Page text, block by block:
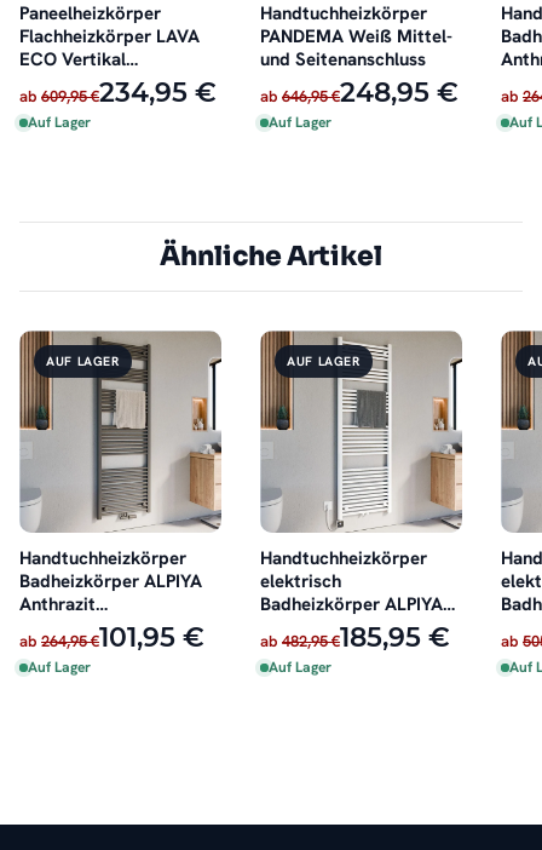
Paneelheizkörper
Flachheizkörper LAVA
ECO Vertikal
Doppellagig Weiß
ab 609,95 €234,95 €
Auf Lager
Handtuchheizkörper
PANDEMA Weiß Mittel-
und Seitenanschluss
ab 646,95 €248,95 €
Auf Lager
ab
Auf
Ähnliche Artikel
AUF LAGER
Handtuchheizkörper
Badheizkörper ALPIYA
Anthrazit
Mittelanschluss
ab 264,95 €101,95 €
Auf Lager
AUF LAGER
Handtuchheizkörper
elektrisch
Badheizkörper ALPIYA
Weiß inkl. Heizstab
ab 482,95 €185,95 €
Auf Lager
ab
Auf